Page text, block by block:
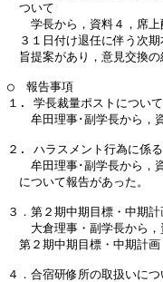
つい
学長から，資料４，席上
３１日付け退任に伴う次期
旨提案があり，意見交換の
○　報告事項
１. 学長裁量ポストにつ
牟田理事･副学長から，資
２. ハラスメント行為に係
牟田理事･副学長から，資
について報告があった。
３．第２期中期目標・中
大倉理事・副学長から，
第２期中期目標・中期計画
４．合宿研修所の取扱い